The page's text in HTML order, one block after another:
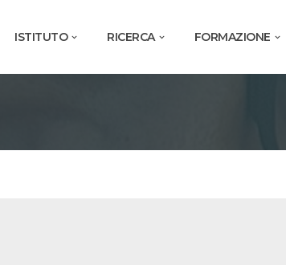
ISTITUTO RICERCA FORMAZIONE